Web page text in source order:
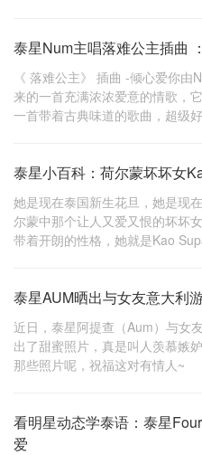
泰星Num主唱落难公主插曲
《 落难公主》 插曲 -倾心爱你
来的一首充满浓浓爱意的情歌，
一首带着古典味道的歌曲，超级
泰星小百科：荷尔蒙坏坏女
她是现在泰国新生花旦，她是现
尔蒙中那个让人又爱又恨的坏坏
带着开朗的性格，她就是Kao
泰星AUM晒出与女友意大利
近日，泰星阿提查（Aum）与女
出了甜蜜照片，真是叫人羡慕嫉
那些照片呢，祝福这对有情人~
看明星动态学泰语：泰星
爱